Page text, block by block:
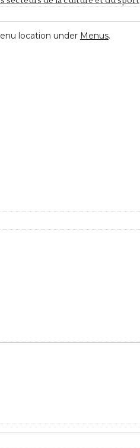
location under Menus.